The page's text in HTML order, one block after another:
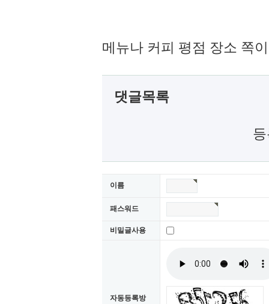
메뉴나 커피 평점 장소 쪽
댓글목록
이름
패스워드
비밀글사용
자동등록방